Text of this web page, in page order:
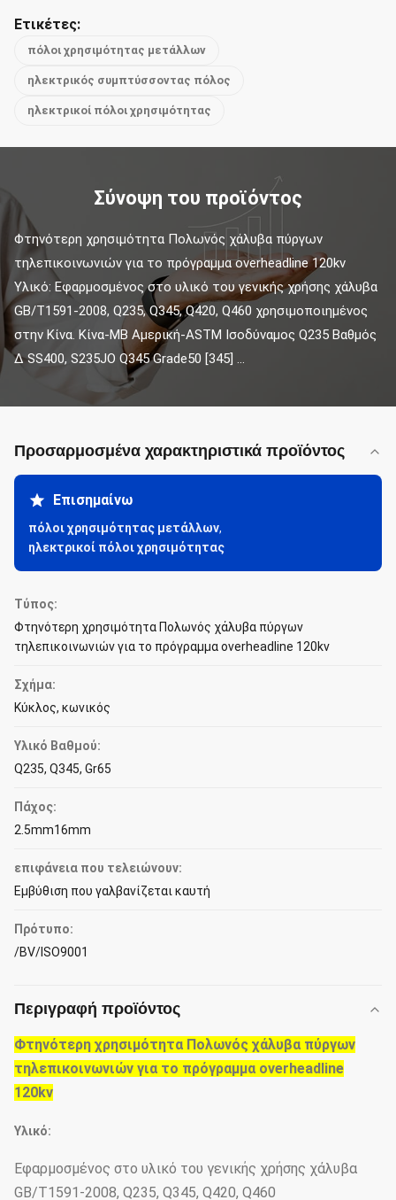
Ετικέτες:
πόλοι χρησιμότητας μετάλλων
ηλεκτρικός συμπτύσσοντας πόλος
ηλεκτρικοί πόλοι χρησιμότητας
Σύνοψη του προϊόντος
Φτηνότερη χρησιμότητα Πολωνός χάλυβα πύργων
τηλεπικοινωνιών για το πρόγραμμα overheadline 120kv
Υλικό: Εφαρμοσμένος στο υλικό του γενικής χρήσης χάλυβα
GB/T1591-2008, Q235, Q345, Q420, Q460 χρησιμοποιημένος
στην Κίνα. Κίνα-ΜΒ Αμερική-ASTM Ισοδύναμος Q235 Βαθμός
Δ SS400, S235JO Q345 Grade50 [345] ...
Προσαρμοσμένα χαρακτηριστικά προϊόντος
Επισημαίνω
πόλοι χρησιμότητας μετάλλων,
ηλεκτρικοί πόλοι χρησιμότητας
Τύπος:
Φτηνότερη χρησιμότητα Πολωνός χάλυβα πύργων
τηλεπικοινωνιών για το πρόγραμμα overheadline 120kv
Σχήμα:
Κύκλος, κωνικός
Υλικό Βαθμού:
Q235, Q345, Gr65
Πάχος:
2.5mm16mm
επιφάνεια που τελειώνουν:
Εμβύθιση που γαλβανίζεται καυτή
Πρότυπο:
/BV/ISO9001
Περιγραφή προϊόντος
Φτηνότερη χρησιμότητα Πολωνός χάλυβα πύργων
τηλεπικοινωνιών για το πρόγραμμα overheadline
120kv
Υλικό:
Εφαρμοσμένος στο υλικό του γενικής χρήσης χάλυβα
GB/T1591-2008, Q235, Q345, Q420, Q460